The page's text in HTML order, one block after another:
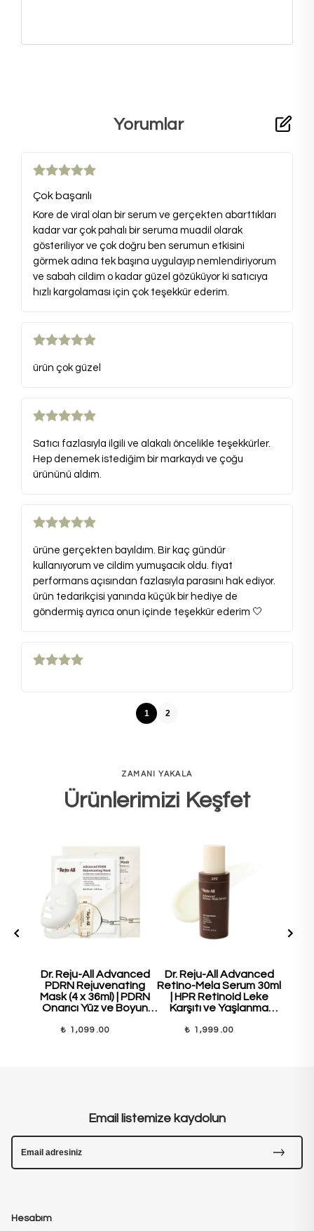
Yorumlar
Çok başarılı
Kore de viral olan bir serum ve gerçekten abarttıkları
kadar var çok pahalı bir seruma muadil olarak
gösteriliyor ve çok doğru ben serumun etkisini
görmek adına tek başına uygulayıp nemlendiriyorum
ve sabah cildim o kadar güzel gözüküyor ki satıcıya
hızlı kargolaması için çok teşekkür ederim.
ürün çok güzel
Satıcı fazlasıyla ilgili ve alakalı öncelikle teşekkürler.
Hep denemek istediğim bir markaydı ve çoğu
ürününü aldım.
ürüne gerçekten bayıldım. Bir kaç gündür
kullanıyorum ve cildim yumuşacık oldu. fiyat
performans açısından fazlasıyla parasını hak ediyor.
ürün tedarikçisi yanında küçük bir hediye de
göndermiş ayrıca onun içinde teşekkür ederim 🤍
1 2
ZAMANI YAKALA
Ürünlerimizi Keşfet
Dr. Reju-All Advanced
PDRN Rejuvenating
Mask (4 x 36ml) | PDRN
Onarıcı Yüz ve Boyun
₺ 1,099.00
Dr. Reju-All Advanced
Retino-Mela Serum 30ml
| HPR Retinoid Leke
Karşıtı ve Yaşlanma
₺ 1,999.00
Hesabım
Email listemize kaydolun